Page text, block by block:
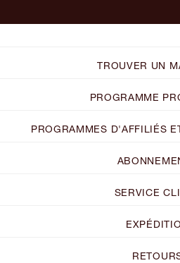
TROUVER UN
PROGRAMME
PROGRAMMES D'AFFILIÉS
SERVICE